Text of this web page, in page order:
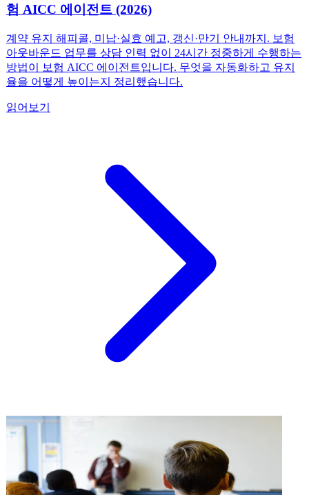
험 AICC 에이전트 (2026)
계약 유지 해피콜, 미납·실효 예고, 갱신·만기 안내까지. 보험
아웃바운드 업무를 상담 인력 없이 24시간 정중하게 수행하는
방법이 보험 AICC 에이전트입니다. 무엇을 자동화하고 유지
율을 어떻게 높이는지 정리했습니다.
읽어보기